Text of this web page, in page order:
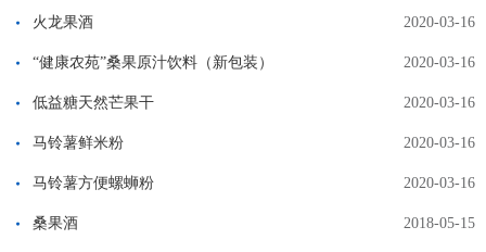
2020-03-16
火龙果酒
2020-03-16
“健康农苑”桑果原汁饮料（新包装）
2020-03-16
低益糖天然芒果干
2020-03-16
马铃薯鲜米粉
2020-03-16
马铃薯方便螺蛳粉
2018-05-15
桑果酒